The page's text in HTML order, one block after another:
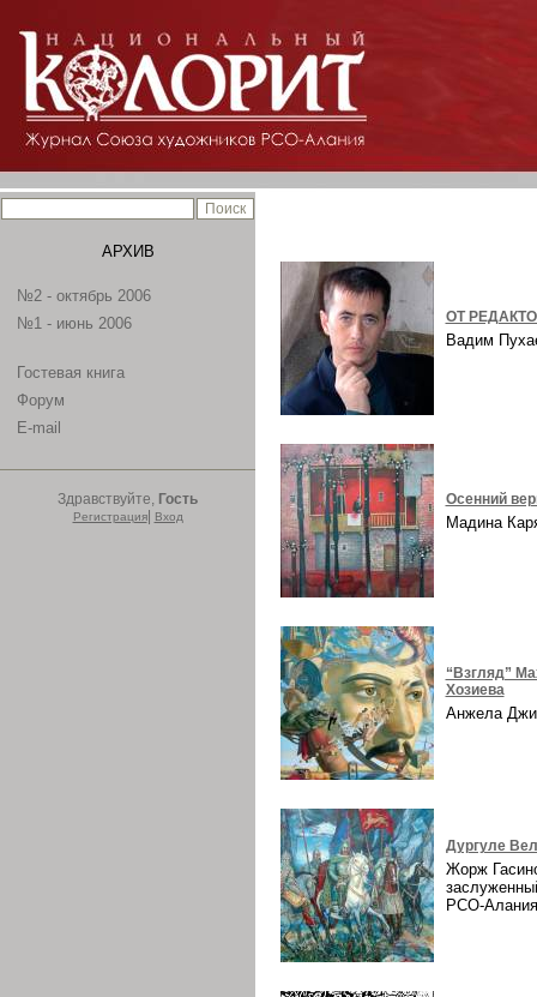
АРХИВ
№2 - октябрь 2006
№1 - июнь 2006
Гостевая книга
Форум
E-mail
Здравствуйте, Гость
Регистрация| Вход
ОТ
Вадим
Осенний
Мадина
“Взгляд”
Хозиева
Анжела
Дургуле
Жорж
РСО-